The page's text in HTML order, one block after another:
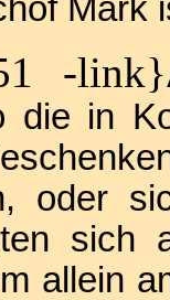
Mark
-link}
die in
oder
sich
allein